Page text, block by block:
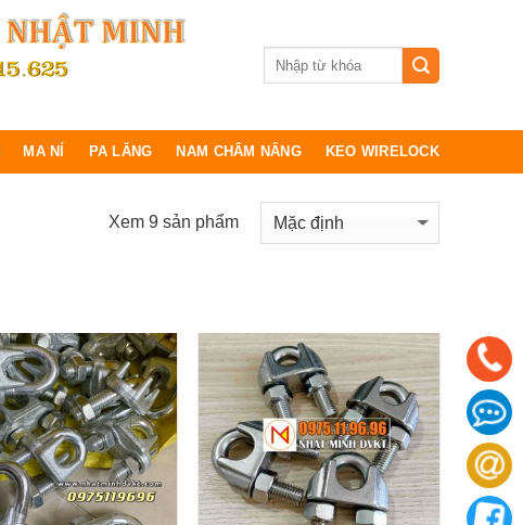
MA NÍ PA LĂNG NAM CHÂM NÂNG KEO WIRELOCK
Xem 9 sản phẩm